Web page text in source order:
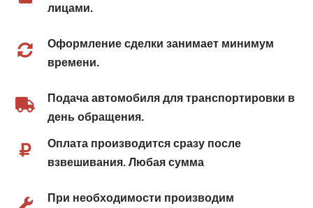
лицами.
Оформление сделки занимает минимум
времени.
Подача автомобиля для транспортировки в
день обращения.
Оплата производится сразу после
взвешивания. Любая сумма
При необходимости производим